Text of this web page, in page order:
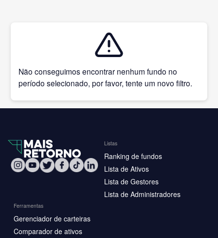
Não conseguimos encontrar nenhum fundo no
período selecionado, por favor, tente um novo filtro.
Listas
Ranking de fundos
Lista de Ativos
Lista de Gestores
Lista de Administradores
Ferramentas
Gerenciador de carteiras
Comparador de ativos